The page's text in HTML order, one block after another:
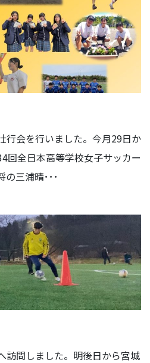
行会を行いました。今月29日か
回全日本高等学校女子サッカー
の三浦晴･･･
訪問しました。明後日から宮城